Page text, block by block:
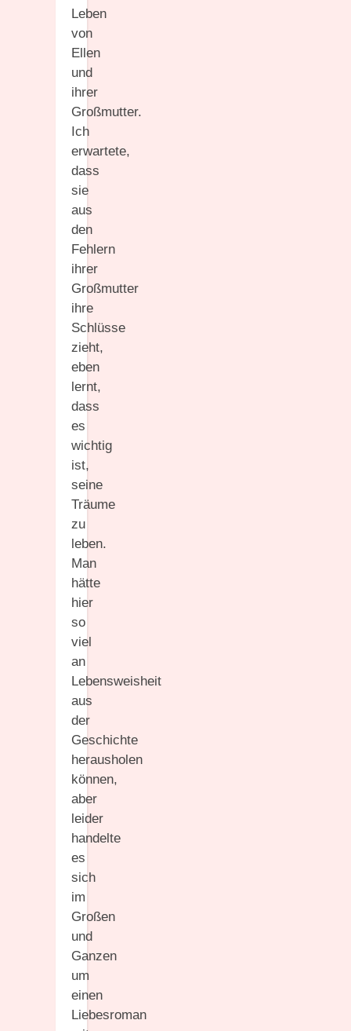
Leben
von
Ellen
und
ihrer
Großmutter.
Ich
erwartete,
dass
sie
aus
den
Fehlern
ihrer
Großmutter
ihre
Schlüsse
zieht,
eben
lernt,
dass
es
wichtig
ist,
seine
Träume
zu
leben.
Man
hätte
hier
so
viel
an
Lebensweisheit
aus
der
Geschichte
herausholen
können,
aber
leider
handelte
es
sich
im
Großen
und
Ganzen
um
einen
Liebesroman